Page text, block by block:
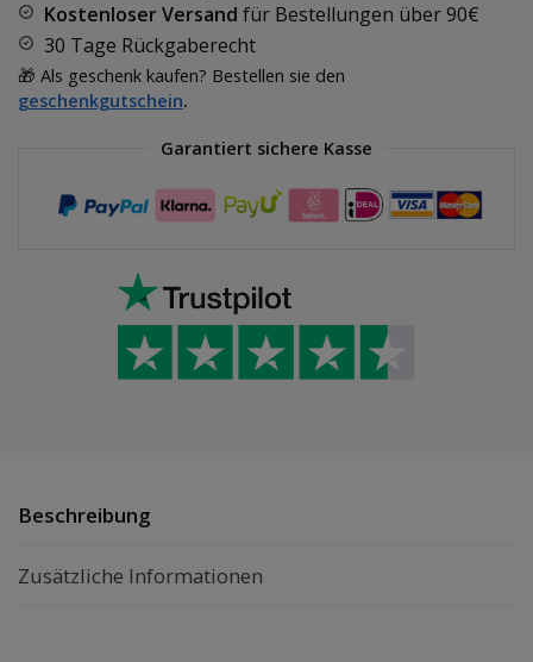
Kostenloser Versand für Bestellungen über90€
30 Tage Rückgaberecht
🎁 Als geschenk kaufen? Bestellen sie den
geschenkgutschein.
Garantiert sichere Kasse
Beschreibung
Zusätzliche Informationen